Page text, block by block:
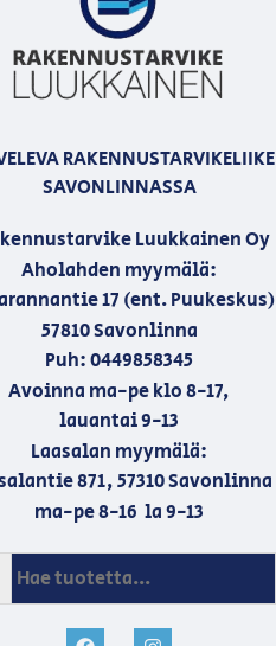
RAKENNUSTARVIKELIIKE
SAVONLINNASSA
Luukkainen Oy
Aholahden myymälä:
17 (ent. Puukeskus)
57810 Savonlinna
Puh: 0449858345
Avoinna ma-pe klo 8-17,
lauantai 9-13
Laasalan myymälä:
871, 57310 Savonlinna
ma-pe 8-16 la 9-13